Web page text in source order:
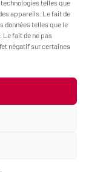
telles que
appareils. Le fait de
données telles que le
Le fait de ne pas
négatif sur certaines